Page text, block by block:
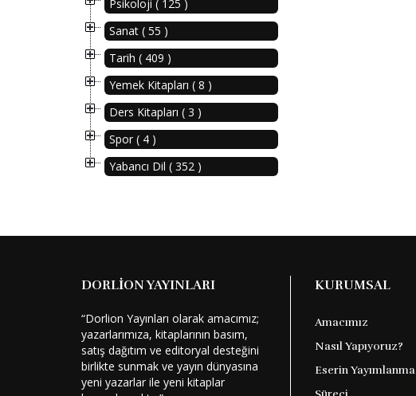
Psikoloji ( 125 )
Sanat ( 55 )
Tarih ( 409 )
Yemek Kitapları ( 8 )
Ders Kitapları ( 3 )
Spor ( 4 )
Yabancı Dil ( 352 )
DORLİON YAYINLARI
“Dorlion Yayınları olarak amacımız;
yazarlarımıza, kitaplarının basım,
satış dağıtım ve editoryal desteğini
birlikte sunmak ve yayın dünyasına
yeni yazarlar ile yeni kitaplar
KURUMSAL
Amacımız
Nasıl Yapıyoruz?
Eserin Yayımlanma